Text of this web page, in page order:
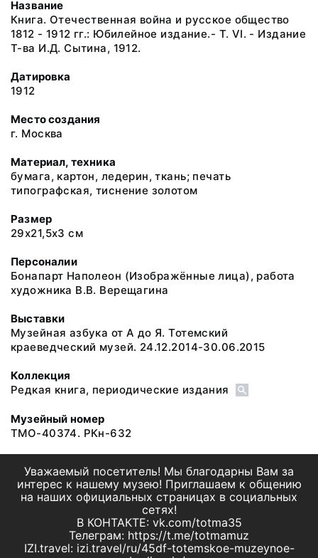
Название
Книга. Отечественная война и русское общество
1812 - 1912 гг.: Юбилейное издание.- Т. VI. - Издание
Т-ва И.Д. Сытина, 1912.
Датировка
1912
Место создания
г. Москва
Материал, техника
бумага, картон, ледерин, ткань; печать
типографская, тиснение золотом
Размер
29х21,5х3 см
Персоналии
Бонапарт Наполеон (Изображённые лица), работа
художника В.В. Верещагина
Выставки
Музейная азбука от А до Я. Тотемский
краеведческий музей. 24.12.2014-30.06.2015
Коллекция
Редкая книга, периодические издания
Музейный номер
ТМО-40374. РКн-632
Уважаемый посетитель! Мы благодарны Вам за
интерес к нашему музею! Приглашаем к общению
на наших официальных страницах в социальных
сетях!
В КОНТАКТЕ: vk.com/totma35
Телеграм: https://t.me/totmamuz
IZI.travel: izi.travel/ru/45df-totemskoe-muzeynoe-